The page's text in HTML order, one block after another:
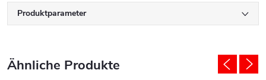
Produktparameter